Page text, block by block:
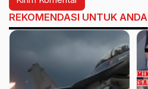
REKOMENDASI UNTUK ANDA